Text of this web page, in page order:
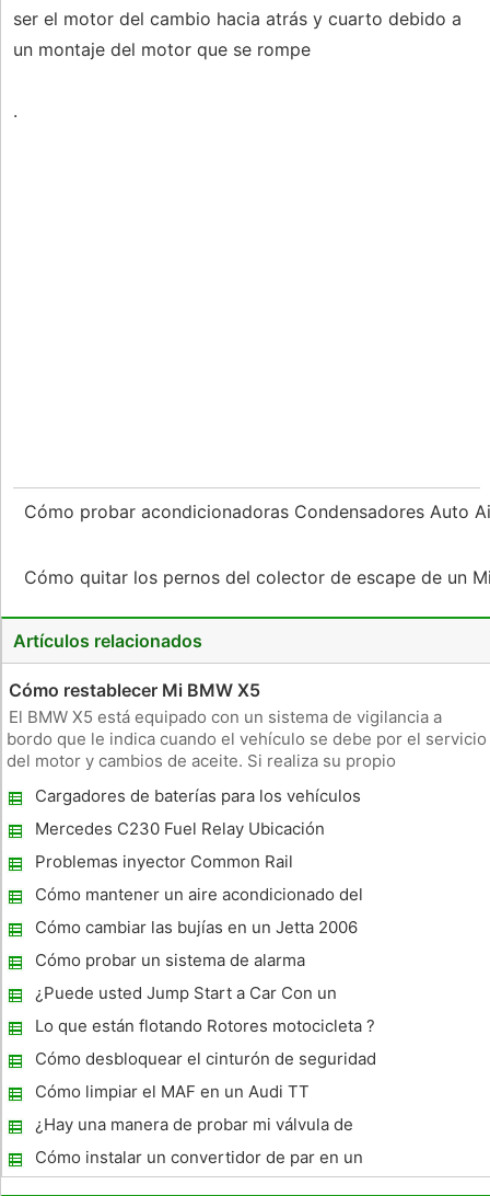
ser el motor del cambio hacia atrás y cuarto debido a
un montaje del motor que se rompe
.
Cómo probar acondicionadoras Condensadores Auto
Cómo quitar los pernos del colector de escape de un
Artículos relacionados
Cómo restablecer Mi BMW X5
El BMW X5 está equipado con un sistema de vigilancia a
bordo que le indica cuando el vehículo se debe por el servicio
del motor y cambios de aceite. Si realiza su propio
servicio, tendrá que restablecer estos indicadores luminosos
por sí mismo
Cargadores de baterías para los vehículos
que se sientan a Lot
Mercedes C230 Fuel Relay Ubicación
Problemas inyector Common Rail
Cómo mantener un aire acondicionado del
coche
Cómo cambiar las bujías en un Jetta 2006
Cómo probar un sistema de alarma
automática para un Jeep
¿Puede usted Jump Start a Car Con un
híbrido?
Lo que están flotando Rotores motocicleta ?
Cómo desbloquear el cinturón de seguridad
en un PT Cruiser
Cómo limpiar el MAF en un Audi TT
Automatic Trans 2003
¿Hay una manera de probar mi válvula de
control de velocidad de ralentí automático ?
Cómo instalar un convertidor de par en un
Turbo 350